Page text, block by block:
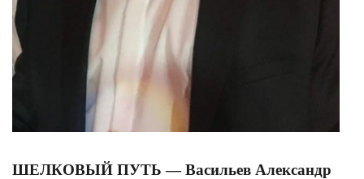
ШЕЛКОВЫЙ ПУТЬ — Васильев Александр